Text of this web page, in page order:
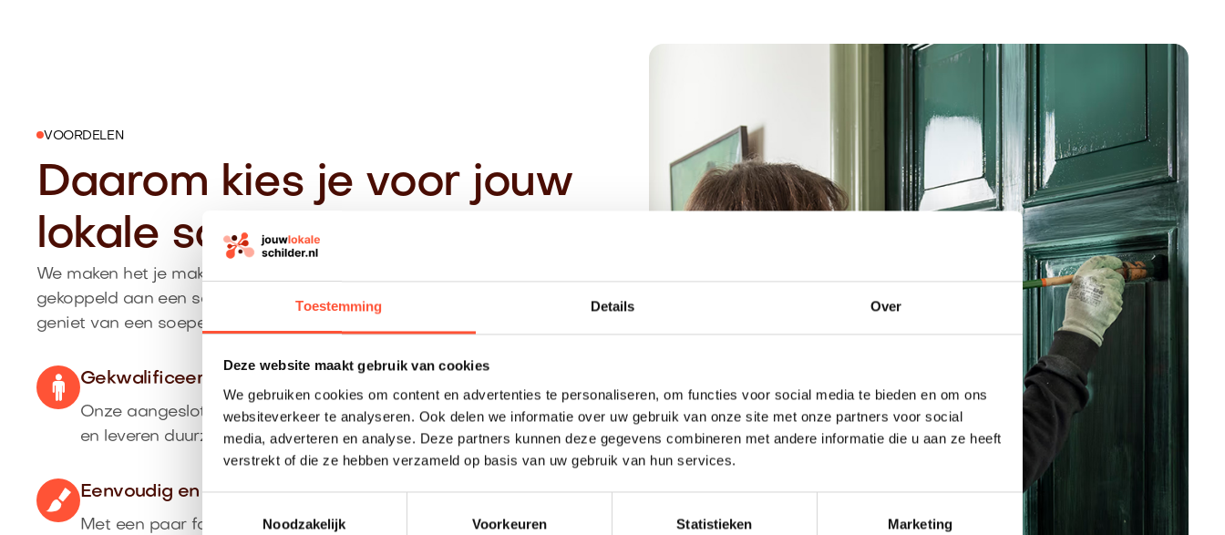
Toestemming Details Over
Deze website maakt gebruik van cookies
We gebruiken cookies om content en advertenties te personaliseren, om functies voor social media te bieden en om ons
websiteverkeer te analyseren. Ook delen we informatie over uw gebruik van onze site met onze partners voor social
media, adverteren en analyse. Deze partners kunnen deze gegevens combineren met andere informatie die u aan ze heeft
verstrekt of die ze hebben verzameld op basis van uw gebruik van hun services.
Noodzakelijk
Voorkeuren Statistieken Marketing
VOORDELEN
Daarom kies je voor jouw
lokale schilder in Doezum
We maken het je makkelijk: je krijgt een duidelijke prijsindicatie, wordt
gekoppeld aan een schilder uit Doezum die past bij jouw wensen en
geniet van een soepel proces van aanvraag tot oplevering.
Gekwalificeerde vakschilder uit Doezum
Onze aangesloten schilders komen uit de regio, werken netjes
en leveren duurzaam schilderwerk af.
Eenvoudig en nauwkeurig
Met een paar foto’s ontvang je direct een betrouwbare